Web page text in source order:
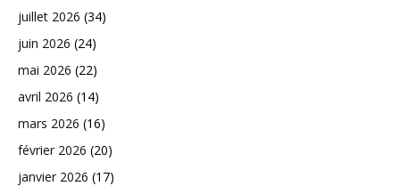
juillet 2026 (34)
juin 2026 (24)
mai 2026 (22)
avril 2026 (14)
mars 2026 (16)
février 2026 (20)
janvier 2026 (17)